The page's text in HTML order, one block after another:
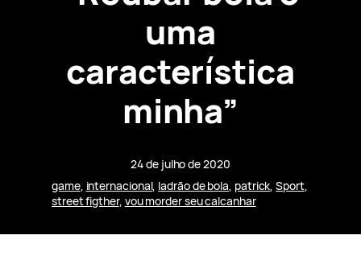
uma
característica
minha”
24 de julho de 2020
game, internacional, ladrão de bola, patrick, Sport
street figther, vou morder seu calcanhar